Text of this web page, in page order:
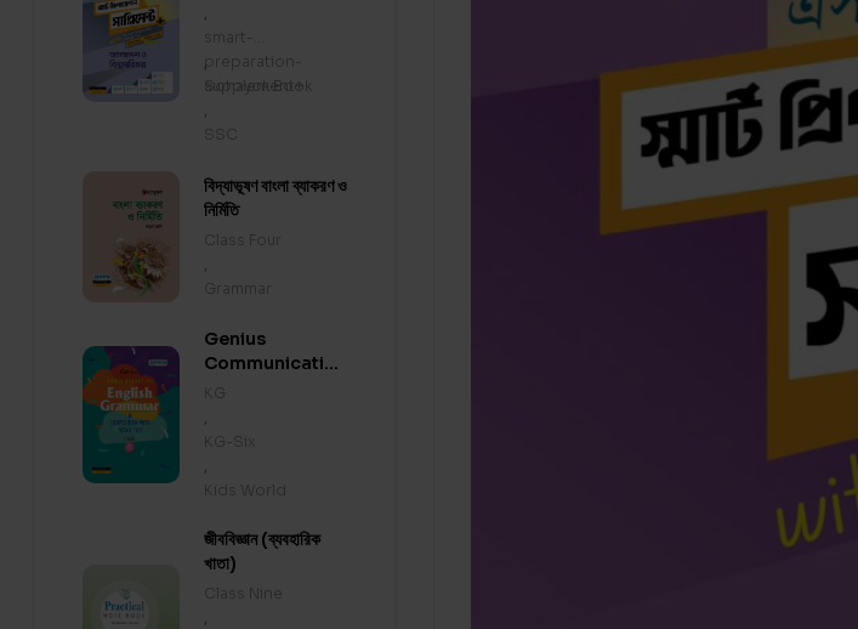
,
smart-
preparation-
supplement+
,
Sohayok Book
,
বিদ্যাভূষণ বাংলা ব্যাকরণ ও
নির্মিতি
Class Four
Grammar
Genius
Communicative
English
Composition
KG
,
KG-Six
,
Kids World
জীববিজ্ঞান (ব্যবহারিক
খাতা)
Class Nine
,